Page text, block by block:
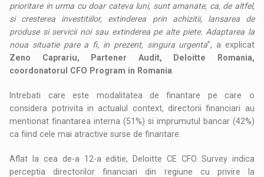
prioritare in urma cu doar cateva luni, sunt amanate, ca, de altfel,
si cresterea investitiilor, extinderea prin achizitii, lansarea de
produse si servicii noi sau extinderea pe alte piete. Adaptarea la
noua situatie pare a fi, in prezent, singura urgenta”, a explicat
Zeno Caprariu, Partener Audit, Deloitte Romania,
coordonatorul CFO Program in Romania
Intrebati care este modalitatea de finantare pe care o
considera potrivita in actualul context, directorii financiari au
mentionat finantarea interna (51%) si imprumutul bancar (42%)
ca fiind cele mai atractive surse de finantare.
Aflat la cea de-a 12-a editie, Deloitte CE CFO Survey indica
perceptia directorilor financiari din regiune cu privire la